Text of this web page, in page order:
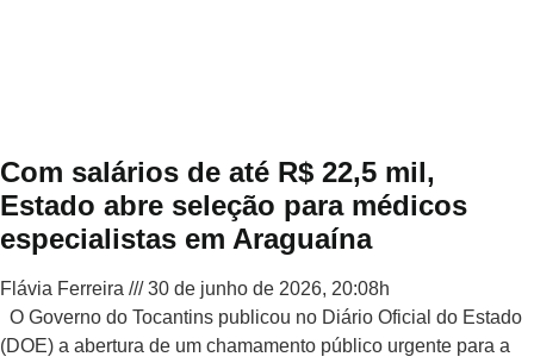
Com salários de até R$ 22,5 mil,
Estado abre seleção para médicos
especialistas em Araguaína
Flávia Ferreira
30 de junho de 2026, 20:08h
O Governo do Tocantins publicou no Diário Oficial do Estado
(DOE) a abertura de um chamamento público urgente para a